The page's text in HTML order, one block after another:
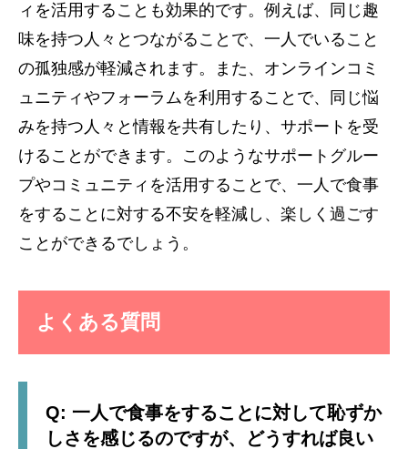
ィを活用することも効果的です。例えば、同じ趣
味を持つ人々とつながることで、一人でいること
の孤独感が軽減されます。また、オンラインコミ
ュニティやフォーラムを利用することで、同じ悩
みを持つ人々と情報を共有したり、サポートを受
けることができます。このようなサポートグルー
プやコミュニティを活用することで、一人で食事
をすることに対する不安を軽減し、楽しく過ごす
ことができるでしょう。
よくある質問
Q: 一人で食事をすることに対して恥ずか
しさを感じるのですが、どうすれば良い